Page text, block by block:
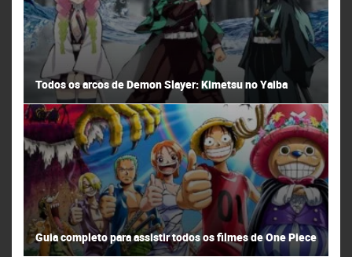
Todos os arcos de Demon Slayer: Kimetsu no Yaiba
Guia completo para assistir todos os filmes de One Piece